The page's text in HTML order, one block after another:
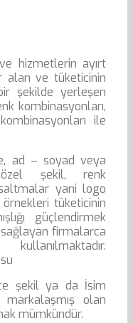
hizmetlerin ayırt
alan ve tüketicinin
şekilde yerleşen
kombinasyonları,
ile
ad – soyad veya
özel şekil, renk
yani logo
tüketicinin
güçlendirmek
firmalarca
şekil ya da İsim
olan
mümkündür.